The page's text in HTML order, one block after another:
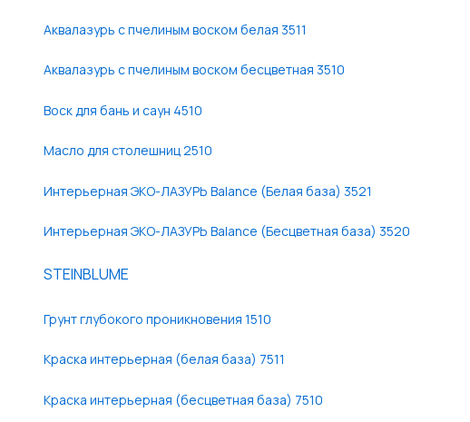
Аквалазурь с пчелиным воском белая 3511
Аквалазурь с пчелиным воском бесцветная 3510
Воск для бань и саун 4510
Масло для столешниц 2510
Интерьерная ЭКО-ЛАЗУРЬ Balance (Белая база) 3521
Интерьерная ЭКО-ЛАЗУРЬ Balance (Бесцветная база) 3520
STEINBLUME
Грунт глубокого проникновения 1510
Краска интерьерная (белая база) 7511
Краска интерьерная (бесцветная база) 7510